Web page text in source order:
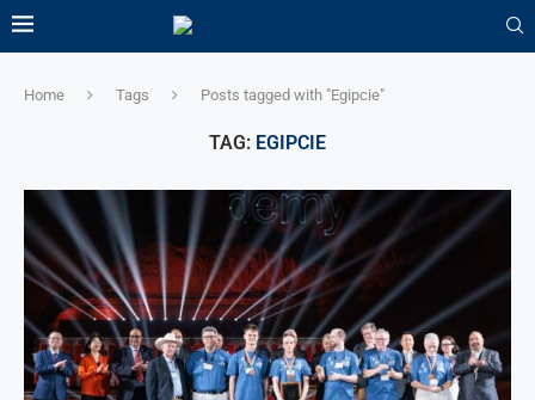
Home Tags Posts tagged with "Egipcie"
TAG: EGIPCIE